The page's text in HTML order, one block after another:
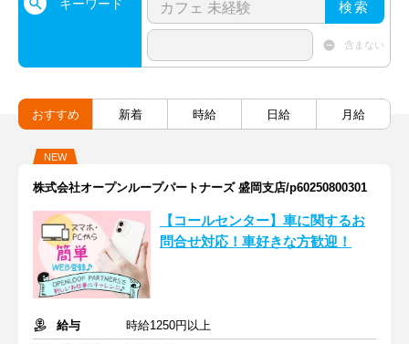
キーワード 検索
含まない
おすすめ 新着 時給 日給 月給
NEW
株式会社オープンループパートナーズ 盛岡支店/p60250800301
【コールセンター】車に関するお
問合せ対応！車好きな方歓迎！
給与
時給1250円以上